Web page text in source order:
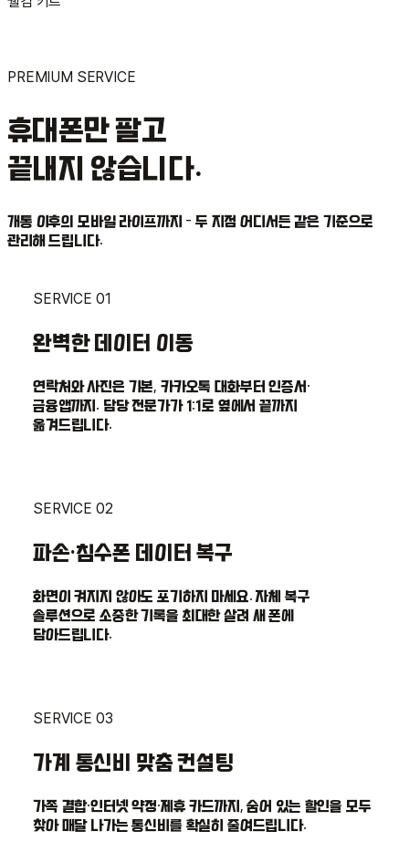
PREMIUM SERVICE
휴대폰만 팔고
끝내지 않습니다.
개통 이후의 모바일 라이프까지 - 두 지점 어디서든 같은 기준으로
관리해 드립니다.
SERVICE 01
완벽한 데이터 이동
연락처와 사진은 기본, 카카오톡 대화부터 인증서·
금융앱까지. 담당 전문가가 1:1로 옆에서 끝까지
옮겨드립니다.
SERVICE 02
파손·침수폰 데이터 복구
화면이 켜지지 않아도 포기하지 마세요. 자체 복구
솔루션으로 소중한 기록을 최대한 살려 새 폰에
담아드립니다.
SERVICE 03
가계 통신비 맞춤 컨설팅
가족 결합·인터넷 약정·제휴 카드까지, 숨어 있는 할인을 모두
찾아 매달 나가는 통신비를 확실히 줄여드립니다.